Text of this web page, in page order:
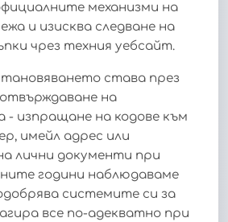
механизми на
и изисква следване на
чрез техния уебсайт.
става през
на
- изпращане на кодове към
имейл адрес или
лични документи при
години наблюдаваме
системите си за
все по-адекватно при